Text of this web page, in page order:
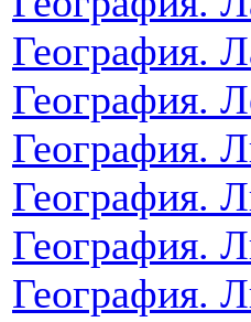
География.
География.
География.
География.
География.
География.